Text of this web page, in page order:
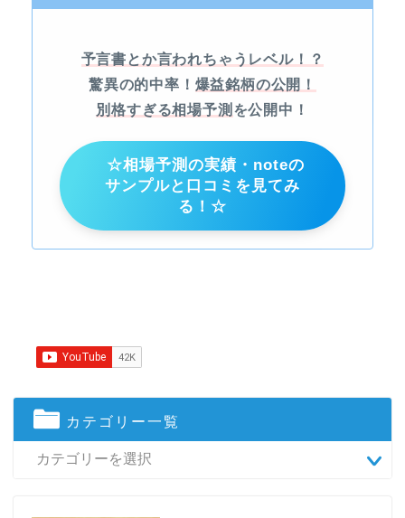
予言書とか言われちゃうレベル！？
驚異の的中率！ 爆益銘柄の公開！
別格すぎる相場予測 を公開中！
☆相場予測の実績・noteの
サンプルと口コミを見てみ
る！☆
カテゴリー一覧